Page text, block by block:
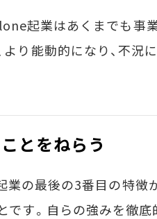
起業はあくまでも事
り能動的になり、不況
とをねらう
の最後の3番目の特徴
です。自らの強みを徹底